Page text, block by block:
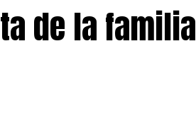
de la familia